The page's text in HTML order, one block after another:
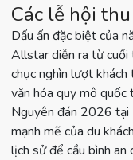
Các lễ hội
Dấu ấn đặc biệt của
Allstar diễn ra từ cuối
chục nghìn lượt khách
văn hóa quy mô
Nguyên đán 2026 tại
mạnh mẽ của du
lịch sử để cầu bình an